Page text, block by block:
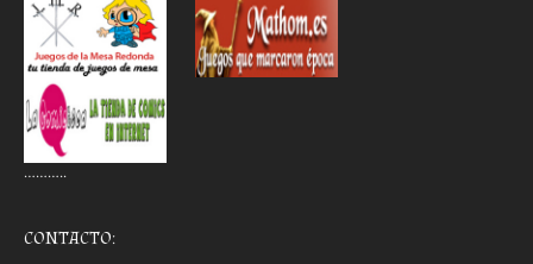
………..
CONTACTO: